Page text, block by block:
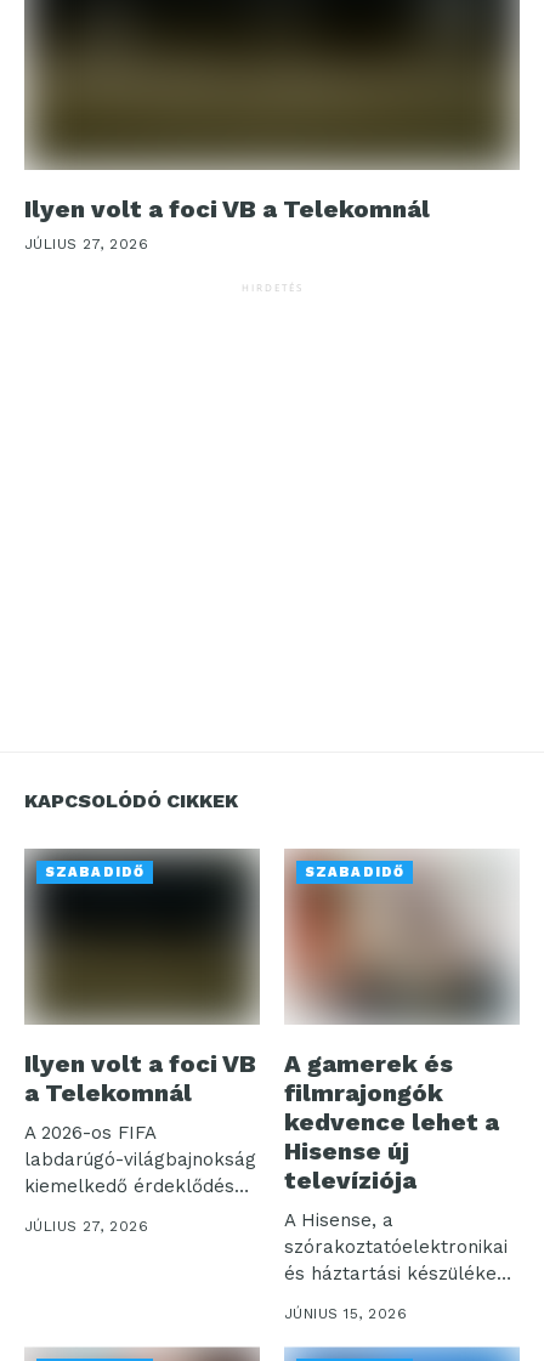
Ilyen volt a foci VB a Telekomnál
JÚLIUS 27, 2026
HIRDETÉS
KAPCSOLÓDÓ CIKKEK
SZABADIDŐ
Ilyen volt a foci VB
a Telekomnál
A 2026-os FIFA
labdarúgó-világbajnokság
kiemelkedő érdeklődés
mellett zajlott a Telekom
JÚLIUS 27, 2026
SZABADIDŐ
A gamerek és
filmrajongók
kedvence lehet a
Hisense új
televíziója
A Hisense, a
szórakoztatóelektronikai
és háztartási készülékek
piacának egyik vezető
globális szereplője...
JÚNIUS 15, 2026